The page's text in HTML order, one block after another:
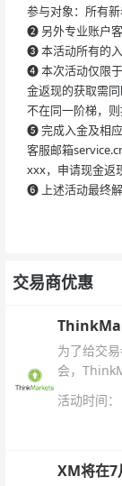
参与对象：所有新
❷ 另外专业账户
❸本活动所有的
❹本次活动仅限
金返现的获取需
不在同一阶梯，
❺完成入金及相
客服邮箱
xxx，申请现金返
❻ 上述活动最终
交易商优惠
为了给交
会，
杆配置、
活动时间
XM将在7